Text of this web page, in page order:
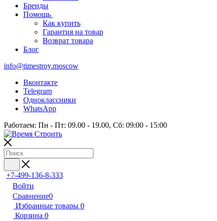
Бренды
Помощь
Как купить
Гарантия на товар
Возврат товара
Блог
info@timestroy.moscow
Вконтакте
Telegram
Одноклассники
WhatsApp
Работаем: Пн - Пт: 09.00 - 19.00, Сб: 09:00 - 15:00
+7-499-136-8-333
Войти
Сравнение0
Избранные товары 0
Корзина 0